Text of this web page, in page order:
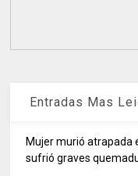
Entradas Mas
Mujer murió atrapada
sufrió graves